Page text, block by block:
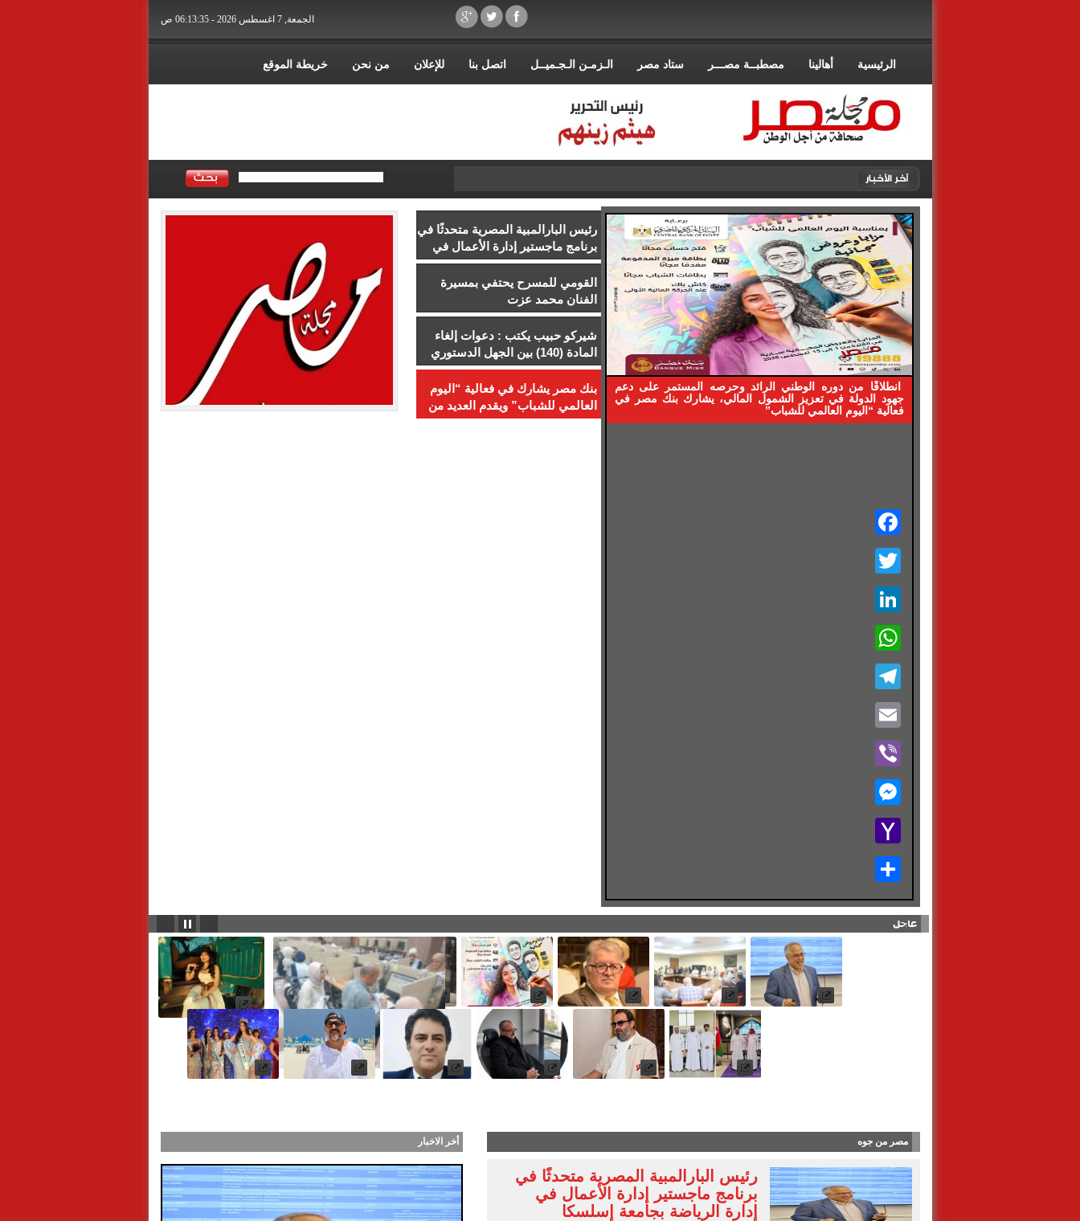
الجمعة, 7 اغسطس 2026 - 06:13:37 ص
الرئيسية أهالينا مصطبــة مصـــر ستاد مصر الـزمـن الـجـميــل اتصل بنا للإعلان من نحن خريطة الموقع
انطلاقًا من دوره الوطني الرائد وحرصه المستمر على دعم
جهود الدولة في تعزيز الشمول المالي، يشارك بنك مصر في
فعالية “اليوم العالمي للشباب”
رئيس البارالمبية المصرية متحدثًا في
برنامج ماجستير إدارة الأعمال في
إدارة الرياضة بجامعة إسلسكا
القومي للمسرح يحتفي بمسيرة
الفنان محمد عزت
شيركو حبيب يكتب : دعوات إلغاء
المادة (140) بين الجهل الدستوري
والخطاب السياسي
بنك مصر يشارك في فعالية “اليوم
العالمي للشباب” ويقدم العديد من
العروض المجانية دعمًا للشمول
مصر من جوه
رئيس البارالمبية المصرية متحدثًا في
برنامج ماجستير إدارة الأعمال في
إدارة الرياضة بجامعة إسلسكا
أخر الاخبار